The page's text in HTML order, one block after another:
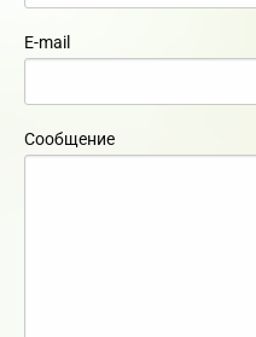
E-mail
Сообщение